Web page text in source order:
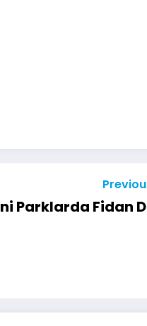
Parklarda Fidan